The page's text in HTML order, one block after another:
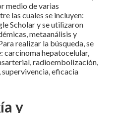
medio de varias
las cuales se incluyen:
Scholar y se utilizaron
metaanálisis y
realizar la búsqueda, se
carcinoma hepatocelular,
radioembolización,
eficacia
y